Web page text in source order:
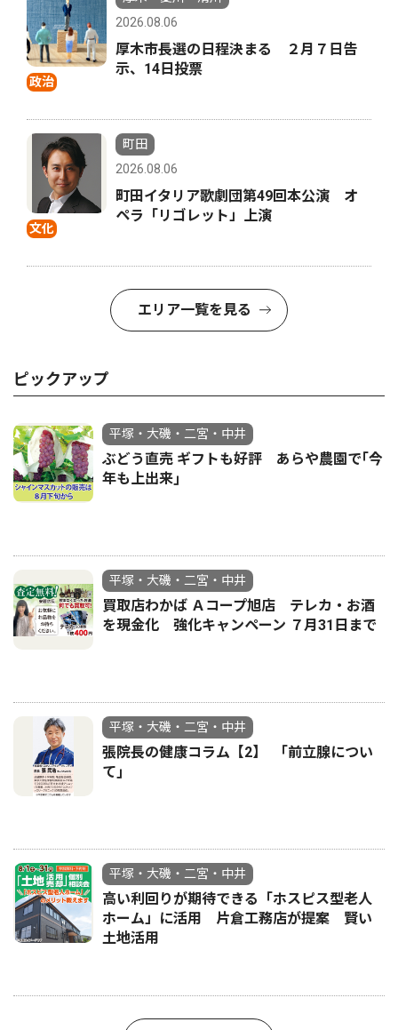
政治
2026.08.06
厚木市長選の日程決まる ２月７日告
示、14日投票
文化
町田
2026.08.06
町田イタリア歌劇団第49回本公演 オ
ペラ「リゴレット」上演
エリア一覧を見る
ピックアップ
平塚・大磯・二宮・中井
ぶどう直売 ギフトも好評 あらや農園で｢今
年も上出来｣
平塚・大磯・二宮・中井
買取店わかば Ａコープ旭店 テレカ・お酒
を現金化 強化キャンペーン ７月31日まで
平塚・大磯・二宮・中井
張院長の健康コラム【2】 ｢前立腺につい
て｣
平塚・大磯・二宮・中井
高い利回りが期待できる「ホスピス型老人
ホーム」に活用 片倉工務店が提案 賢い
土地活用